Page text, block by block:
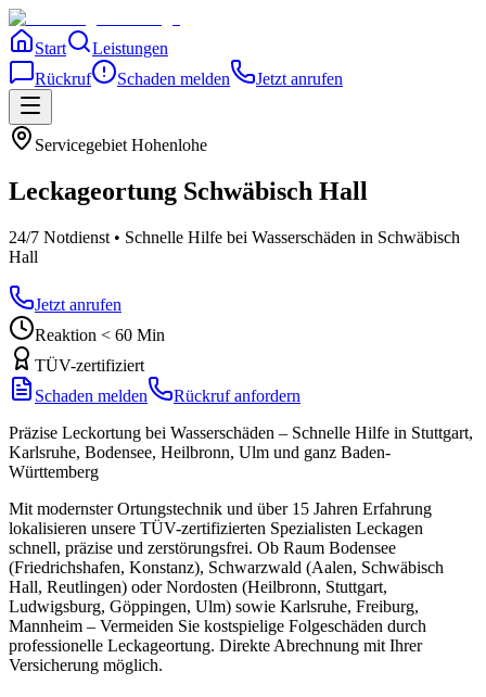
Start
Leistungen
Rückruf
Schaden melden Jetzt anrufen
Servicegebiet Hohenlohe
Leckageortung Schwäbisch Hall
24/7 Notdienst • Schnelle Hilfe bei Wasserschäden in Schwäbisch
Hall
Jetzt anrufen
Reaktion < 60 Min
TÜV-zertifiziert
Schaden melden
Rückruf anfordern
Präzise Leckortung bei Wasserschäden – Schnelle Hilfe in Stuttgart,
Karlsruhe, Bodensee, Heilbronn, Ulm und ganz Baden-
Württemberg
Mit modernster Ortungstechnik und über 15 Jahren Erfahrung
lokalisieren unsere TÜV-zertifizierten Spezialisten Leckagen
schnell, präzise und zerstörungsfrei. Ob Raum Bodensee
(Friedrichshafen, Konstanz), Schwarzwald (Aalen, Schwäbisch
Hall, Reutlingen) oder Nordosten (Heilbronn, Stuttgart,
Ludwigsburg, Göppingen, Ulm) sowie Karlsruhe, Freiburg,
Mannheim – Vermeiden Sie kostspielige Folgeschäden durch
professionelle Leckageortung. Direkte Abrechnung mit Ihrer
Versicherung möglich.